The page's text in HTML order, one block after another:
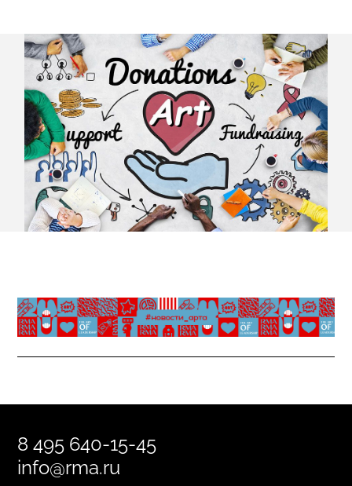
8 495 640-15-45
info@rma.ru